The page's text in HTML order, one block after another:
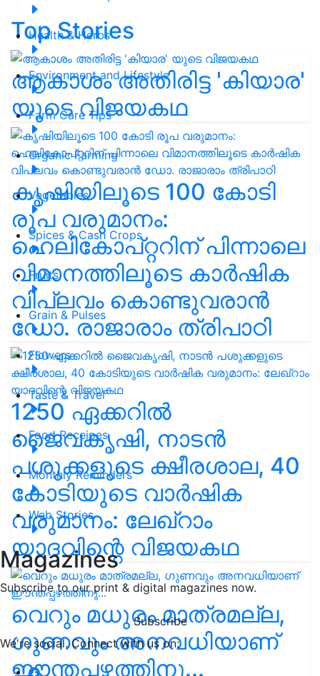
Health & Herbs
Environment and Lifestyle
Farm Care Tips
Organic Farming
Vegetables
Spices & Cash Crops
Fruits
Grain & Pulses
Flowers
Taste & Travel
Food Receipes
Monthly Reminders
Web Stories
Magazines
Subscribe to our print & digital magazines now.
Subscribe
We're social. Connect with us on:
Top Stories
ആകാശം അതിരിട്ട 'കിയാര'
യുടെ വിജയകഥ
കൃഷിയിലൂടെ 100 കോടി
രൂപ വരുമാനം:
ഹെലികോപ്റ്ററിന് പിന്നാലെ
വിമാനത്തിലൂടെ കാർഷിക
വിപ്ലവം കൊണ്ടുവരാൻ
ഡോ. രാജാരാം ത്രിപാഠി
1250 ഏക്കറിൽ
ജൈവകൃഷി, നാടൻ
പശുക്കളുടെ ക്ഷീരശാല, 40
കോടിയുടെ വാർഷിക
വരുമാനം: ലേഖ്‌റാം
യാദവിന്റെ വിജയകഥ
വെറും മധുരം മാത്രമല്ല,
ഗുണവും അനവധിയാണ്
ഈന്തപ്പഴത്തിനു...